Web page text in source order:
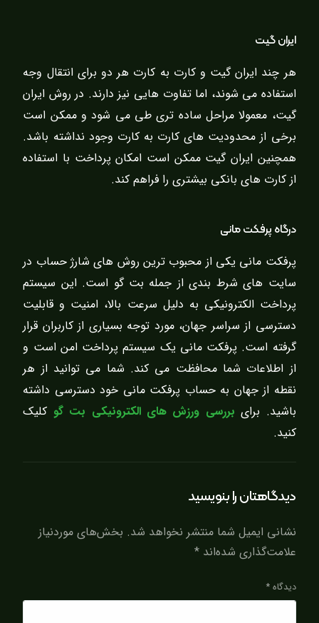
ایران گیت
هر چند ایران گیت و کارت به کارت هر دو برای انتقال وجه
استفاده می شوند، اما تفاوت هایی نیز دارند. در روش ایران
گیت، معمولا مراحل ساده تری طی می شود و ممکن است
برخی از محدودیت های کارت به کارت وجود نداشته باشد.
همچنین ایران گیت ممکن است امکان پرداخت با استفاده
از کارت های بانکی بیشتری را فراهم کند.
درگاه پرفکت مانی
پرفکت مانی یکی از محبوب ترین روش های شارژ حساب در
سایت های شرط بندی از جمله بت گو است. این سیستم
پرداخت الکترونیکی به دلیل سرعت بالا، امنیت و قابلیت
دسترسی از سراسر جهان، مورد توجه بسیاری از کاربران قرار
گرفته است. پرفکت مانی یک سیستم پرداخت امن است و
از اطلاعات شما محافظت می کند. شما می توانید از هر
نقطه از جهان به حساب پرفکت مانی خود دسترسی داشته
باشید. برای بررسی ورزش های الکترونیکی بت گو کلیک
کنید.
دیدگاهتان را بنویسید
نشانی ایمیل شما منتشر نخواهد شد. بخش‌های موردنیاز
علامت‌گذاری شده‌اند*
دیدگاه*